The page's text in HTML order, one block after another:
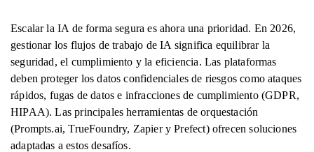
Escalar la IA de forma segura es ahora una prioridad. En 2026,
gestionar los flujos de trabajo de IA significa equilibrar la
seguridad, el cumplimiento y la eficiencia. Las plataformas
deben proteger los datos confidenciales de riesgos como ataques
rápidos, fugas de datos e infracciones de cumplimiento (GDPR,
HIPAA). Las principales herramientas de orquestación
(Prompts.ai, TrueFoundry, Zapier y Prefect) ofrecen soluciones
adaptadas a estos desafíos.